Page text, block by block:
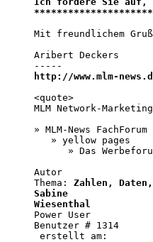
Mit freundlichem Gruß
Aribert Deckers
http://www.mlm-
<quote>
MLM Network-
» MLM-News FachForum
   » yellow pages
» Das
Autor
Thema: Zahlen,
Sabine
Wiesenthal
Power User
Benutzer # 1314
erstellt am: